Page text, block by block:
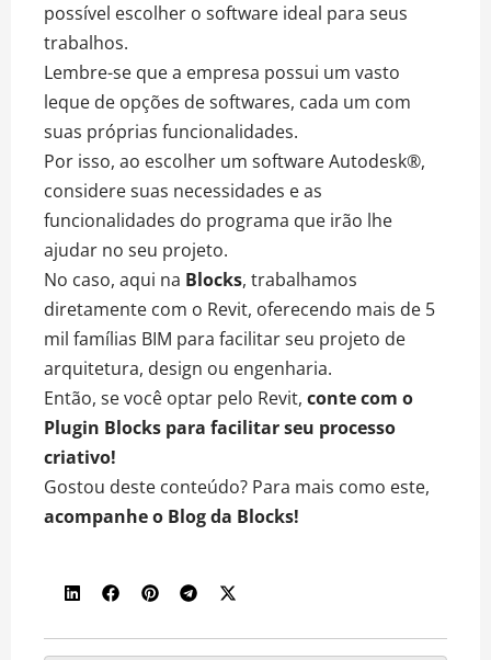
possível escolher o software ideal para seus
trabalhos.
Lembre-se que a empresa possui um vasto
leque de opções de softwares, cada um com
suas próprias funcionalidades.
Por isso, ao escolher um software Autodesk®,
considere suas necessidades e as
funcionalidades do programa que irão lhe
ajudar no seu projeto.
No caso, aqui na Blocks, trabalhamos
diretamente com o Revit, oferecendo mais de 5
mil famílias BIM para facilitar seu projeto de
arquitetura, design ou engenharia.
Então, se você optar pelo Revit, conte com o
Plugin Blocks para facilitar seu processo
criativo!
Gostou deste conteúdo? Para mais como este,
acompanhe o Blog da Blocks!